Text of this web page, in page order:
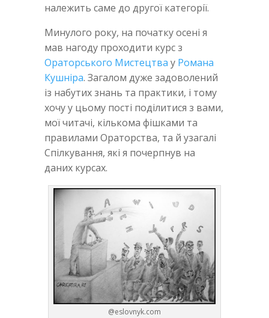
належить саме до другої категорії.
Минулого року, на початку осені я
мав нагоду проходити курс з
Ораторського Мистецтва у Романа
Кушніра. Загалом дуже задоволений
із набутих знань та практики, і тому
хочу у цьому пості поділитися з вами,
мої читачі, кількома фішками та
правилами Ораторства, та й узагалі
Спілкування, які я почерпнув на
даних курсах.
@eslovnyk.com